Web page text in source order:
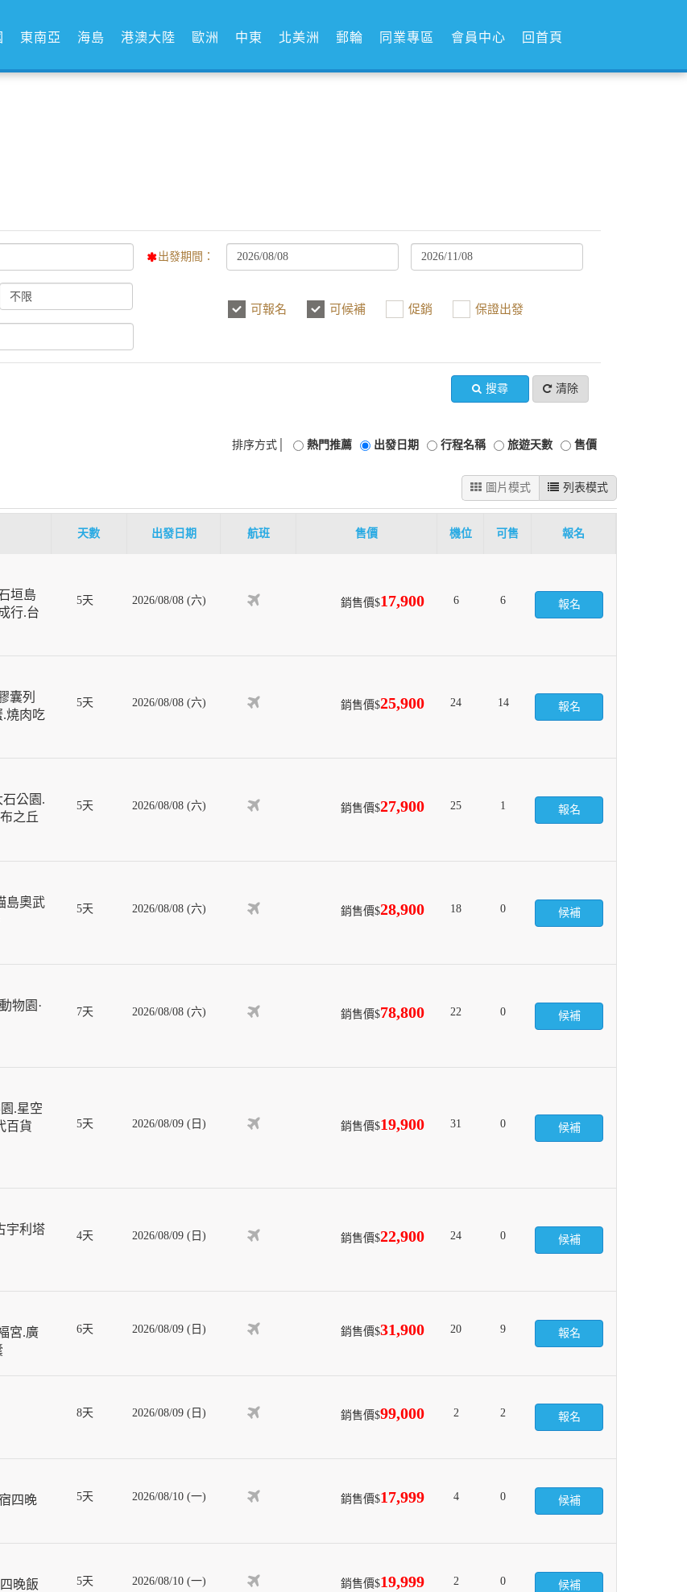
東南亞 海島 港澳大陸 歐洲 中東 北美洲 郵輪 同業專區 會員中心 回首頁
出發期間：
可報名 可候補 促銷 保證出發
搜尋 清除
排序方式│ 熱門推薦 出發日期 行程名稱 旅遊天數 售價
圖片模式 列表模式
天數 出發日期 航班 售價 機位 可售 報名
垣島
行.台
5天 2026/08/08 (六) 銷售價$17,900 6 6 報名
囊列
.燒肉吃
5天 2026/08/08 (六) 銷售價$25,900 24 14 報名
石公園.
之丘
5天 2026/08/08 (六) 銷售價$27,900 25 1 報名
島奧武
5天 2026/08/08 (六) 銷售價$28,900 18 0 候補
物園·
7天 2026/08/08 (六) 銷售價$78,800 22 0 候補
.星空
百貨
5天 2026/08/09 (日) 銷售價$19,900 31 0 候補
宇利塔
4天 2026/08/09 (日) 銷售價$22,900 24 0 候補
宮.廣
6天 2026/08/09 (日) 銷售價$31,900 20 9 報名
8天 2026/08/09 (日) 銷售價$99,000 2 2 報名
四晚
5天 2026/08/10 (一) 銷售價$17,999 4 0 候補
晚飯
5天 2026/08/10 (一) 銷售價$19,999 2 0 候補